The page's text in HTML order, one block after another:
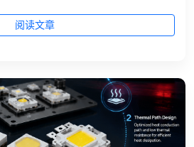
阅读文章